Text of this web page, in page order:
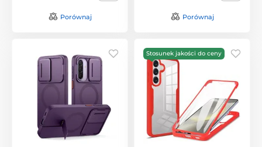
Porównaj Porównaj
Stosunek jakości do ceny